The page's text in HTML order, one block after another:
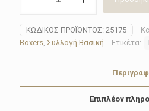
25175
(Black-
White-
ΚΩΔΙΚΌΣ ΠΡΟΪΌΝΤΟΣ: 25175
Boxers Συλλογή Βασική Ετικέτα:
Επιπλέον